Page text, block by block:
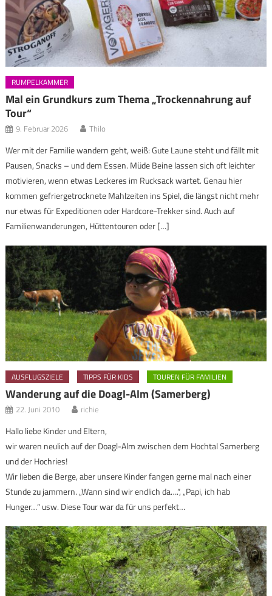
RUMPELKAMMER
Mal ein Grundkurs zum Thema „Trockennahrung auf
Tour“
9. Februar 2026 Thilo
Wer mit der Familie wandern geht, weiß: Gute Laune steht und fällt mit
Pausen, Snacks – und dem Essen. Müde Beine lassen sich oft leichter
motivieren, wenn etwas Leckeres im Rucksack wartet. Genau hier
kommen gefriergetrocknete Mahlzeiten ins Spiel, die längst nicht mehr
nur etwas für Expeditionen oder Hardcore-Trekker sind. Auch auf
Familienwanderungen, Hüttentouren oder […]
AUSFLUGSZIELE TIPPS FÜR KIDS TOUREN FÜR FAMILIEN
Wanderung auf die Doagl-Alm (Samerberg)
22. Juni 2010 richie
Hallo liebe Kinder und Eltern,
wir waren neulich auf der Doagl-Alm zwischen dem Hochtal Samerberg
und der Hochries!
Wir lieben die Berge, aber unsere Kinder fangen gerne mal nach einer
Stunde zu jammern. „Wann sind wir endlich da….“, „Papi, ich hab
Hunger…“ usw. Diese Tour war da für uns perfekt…